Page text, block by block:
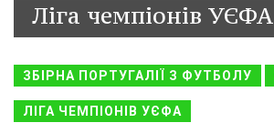
Ліга чемпіонів УЄФА
ЗБІРНА ПОРТУГАЛІЇ З ФУТБОЛУ
ЛІГА ЧЕМПІОНІВ УЄФА